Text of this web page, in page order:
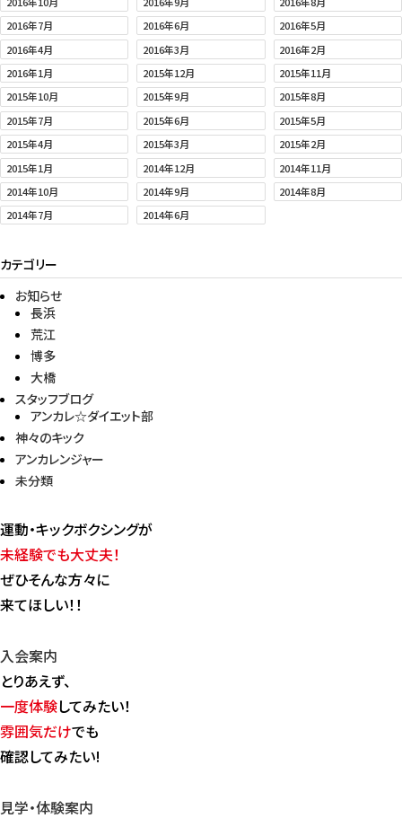
2016年7月
2016年6月
2016年5月
2016年4月
2016年3月
2016年2月
2016年1月
2015年12月
2015年11月
2015年10月
2015年9月
2015年8月
2015年7月
2015年6月
2015年5月
2015年4月
2015年3月
2015年2月
2015年1月
2014年12月
2014年11月
2014年10月
2014年9月
2014年8月
2014年7月
2014年6月
カテゴリー
お知らせ
長浜
荒江
博多
大橋
スタッフブログ
アンカレ☆ダイエット部
神々のキック
アンカレンジャー
未分類
運動・キックボクシングが
未経験でも大丈夫！
ぜひそんな方々に
来てほしい！！
入会案内
とりあえず、
一度体験してみたい！
雰囲気だけでも
確認してみたい!
見学・体験案内